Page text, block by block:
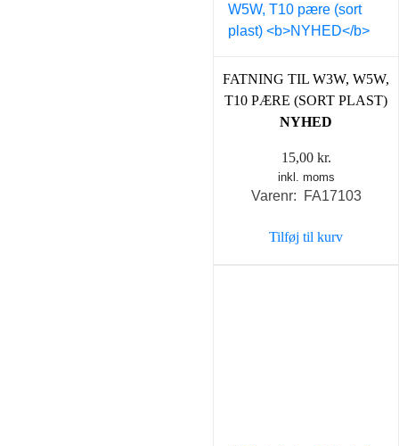
FATNING TIL W3W, W5W,
T10 PÆRE (SORT PLAST)
NYHED
15,00 kr.
inkl. moms
Varenr: FA17103
Tilføj til kurv